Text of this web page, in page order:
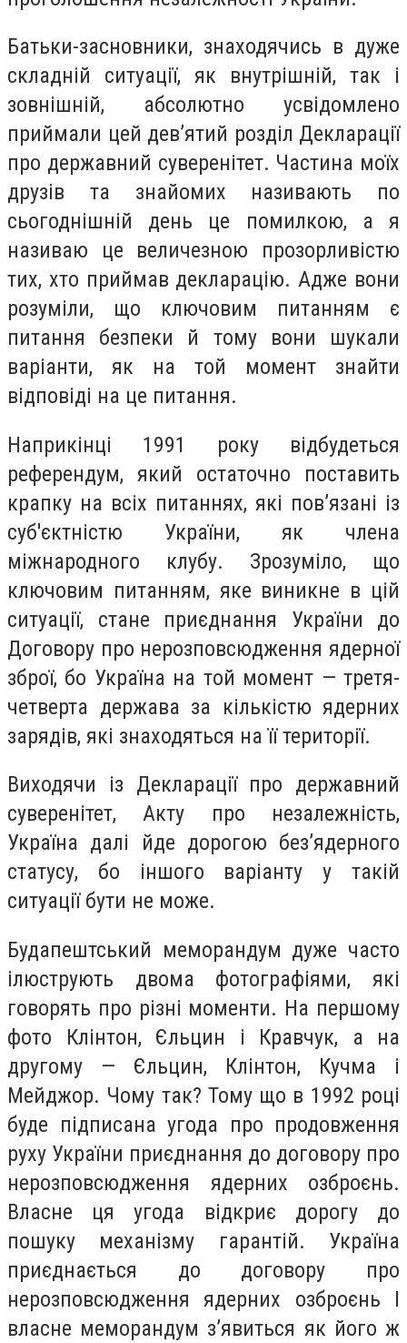
Батьки-засновники, знаходячись в дуже
складній ситуації, як внутрішній, так і
зовнішній, абсолютно усвідомлено
приймали цей дев’ятий розділ Декларації
про державний суверенітет. Частина моїх
друзів та знайомих називають по
сьогоднішній день це помилкою, а я
називаю це величезною прозорливістю
тих, хто приймав декларацію. Адже вони
розуміли, що ключовим питанням є
питання безпеки й тому вони шукали
варіанти, як на той момент знайти
відповіді на це питання.
Наприкінці 1991 року відбудеться
референдум, який остаточно поставить
крапку на всіх питаннях, які пов’язані із
суб'єктністю України, як члена
міжнародного клубу. Зрозуміло, що
ключовим питанням, яке виникне в цій
ситуації, стане приєднання України до
Договору про нерозповсюдження ядерної
зброї, бо Україна на той момент — третя-
четверта держава за кількістю ядерних
зарядів, які знаходяться на її території.
Виходячи із Декларації про державний
суверенітет, Акту про незалежність,
Україна далі йде дорогою без’ядерного
статусу, бо іншого варіанту у такій
ситуації бути не може.
Будапештський меморандум дуже часто
ілюструють двома фотографіями, які
говорять про різні моменти. На першому
фото Клінтон, Єльцин і Кравчук, а на
другому — Єльцин, Клінтон, Кучма і
Мейджор. Чому так? Тому що в 1992 році
буде підписана угода про продовження
руху України приєднання до договору про
нерозповсюдження ядерних озброєнь.
Власне ця угода відкриє дорогу до
пошуку механізму гарантій. Україна
приєднається до договору про
нерозповсюдження ядерних озброєнь І
власне меморандум з’явиться як його ж